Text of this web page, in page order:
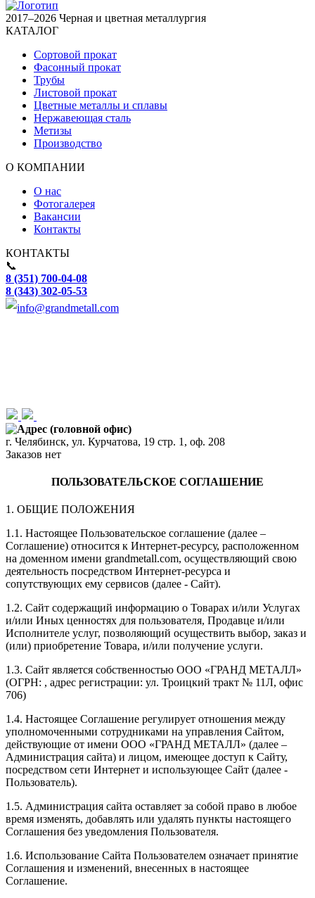
2017–2026 Черная и цветная металлургия
КАТАЛОГ
Сортовой прокат
Фасонный прокат
Трубы
Листовой прокат
Цветные металлы и сплавы
Нержавеющая сталь
Метизы
Производство
О КОМПАНИИ
О нас
Фотогалерея
Вакансии
Контакты
КОНТАКТЫ
📞
8 (351) 700-04-08
8 (343) 302-05-53
info@grandmetall.com
Адрес (головной офис)
г. Челябинск, ул. Курчатова, 19 стр. 1, оф. 208
Заказов нет
ПОЛЬЗОВАТЕЛЬСКОЕ СОГЛАШЕНИЕ
1. ОБЩИЕ ПОЛОЖЕНИЯ
1.1. Настоящее Пользовательское соглашение (далее –
Соглашение) относится к Интернет-ресурсу, расположенном
на доменном имени grandmetall.com, осуществляющий свою
деятельность посредством Интернет-ресурса и
сопутствующих ему сервисов (далее - Сайт).
1.2. Сайт содержащий информацию о Товарах и/или Услугах
и/или Иных ценностях для пользователя, Продавце и/или
Исполнителе услуг, позволяющий осуществить выбор, заказ и
(или) приобретение Товара, и/или получение услуги.
1.3. Сайт является собственностью ООО «ГРАНД МЕТАЛЛ»
(ОГРН: , адрес регистрации: ул. Троицкий тракт № 11Л, офис
706)
1.4. Настоящее Соглашение регулирует отношения между
уполномоченными сотрудниками на управления Сайтом,
действующие от имени ООО «ГРАНД МЕТАЛЛ» (далее –
Администрация сайта) и лицом, имеющее доступ к Сайту,
посредством сети Интернет и использующее Сайт (далее -
Пользователь).
1.5. Администрация сайта оставляет за собой право в любое
время изменять, добавлять или удалять пункты настоящего
Соглашения без уведомления Пользователя.
1.6. Использование Сайта Пользователем означает принятие
Соглашения и изменений, внесенных в настоящее
Соглашение.